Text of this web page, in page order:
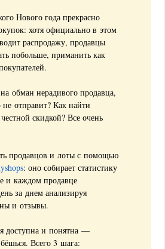
Нового года прекрасно
хотя официально в этом
распродажу, продавцы
побольше, приманить как
обман нерадивого продавца,
отправит? Как найти
скидкой? Все очень
продавцов и лоты с помощью
: оно собирает статистику
и каждом продавце
за днем анализируя
и отзывы.
доступна и понятна —
Всего 3 шага: